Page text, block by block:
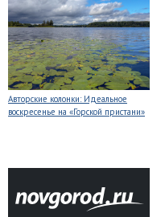
Авторские колонки: Идеальное
воскресенье на «Горской пристани»